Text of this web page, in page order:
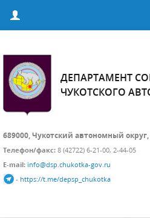
ДЕПАРТАМЕНТ
ЧУКОТСКОГО
689000, Чукотский автономный
Телефон/факс: 8 (42722) 6-21-00, 2-44-05
E-mail: info@dsp.chukotka-gov.ru
- https://t.me/depsp_chukotka